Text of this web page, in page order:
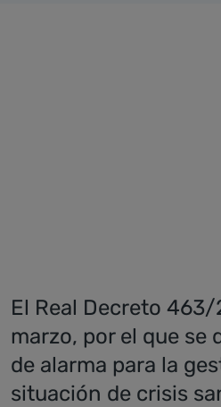
El Real Decreto
marzo, por el que se
de alarma para la
situación de crisis